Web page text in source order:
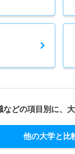
どの項目別に、
他の大学と比